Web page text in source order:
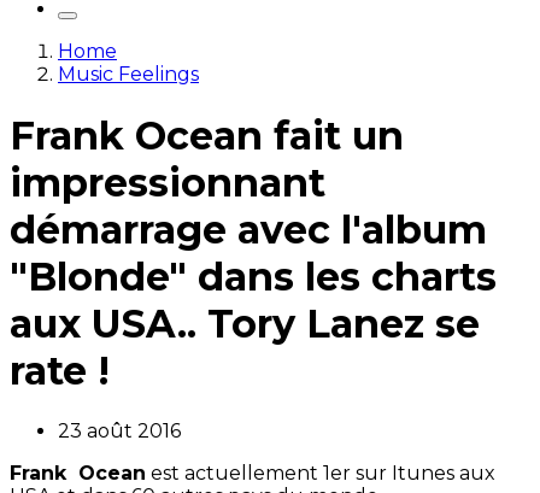
Home
Music Feelings
Frank Ocean fait un
impressionnant
démarrage avec l'album
"Blonde" dans les charts
aux USA.. Tory Lanez se
rate !
23 août 2016
Frank Ocean est actuellement 1er sur Itunes aux